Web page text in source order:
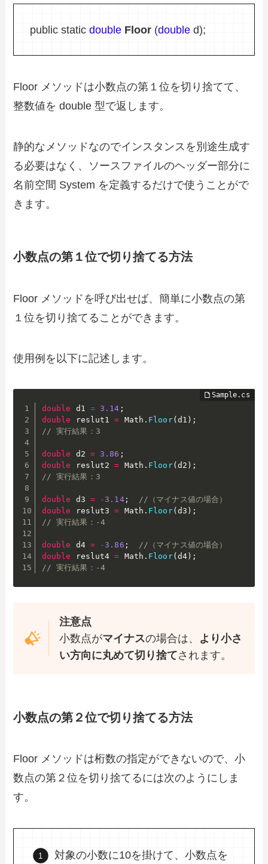
public staticdouble Floor (double d);
Floor メソッドは小数点の第１位を切り捨てて、
整数値を double 型で返します。
静的なメソッドなのでインスタンスを別途生成す
る必要はなく、ソースファイルのヘッダー部分に
名前空間 System を定義するだけで使うことがで
きます。
小数点の第１位で切り捨てる方法
Floor メソッドを呼び出せば、簡単に小数点の第
１位を切り捨てることができます。
使用例を以下に記述します。
double d1 = 3.14 ;
double reslut1 = Math . Floor( d1 ) ;
// 実行結果：3
double d2 = 3.86 ;
double reslut2 = Math . Floor( d2 ) ;
// 実行結果：3
double d3 = -3.14;
//（マイナス値の場合）
double reslut3 = Math . Floor( d3 ) ;
// 実行結果：-4
double d4 = -3.86 ;
//（マイナス値の場合）
double reslut4 = Math . Floor( d4) ;
// 実行結果：-4
注意点
小数点がマイナスの場合は、
より小さ
い方向に丸めて切り捨てされます。
小数点の第２位で切り捨てる方法
Floor メソッドは桁数の指定ができないので、小
数点の第２位を切り捨てるには次のようにしま
す。
対象の小数に10を掛けて、小数点を